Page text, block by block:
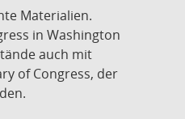
Materialien.
in Washington
auch mit
of Congress, der